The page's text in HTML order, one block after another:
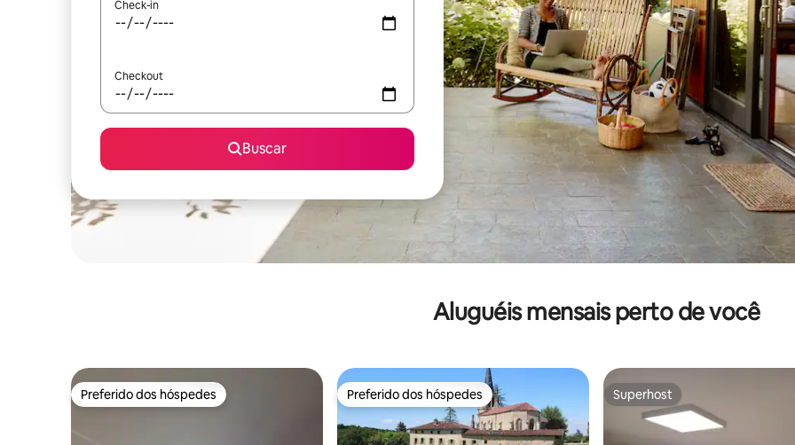
Check-in
Checkout
Buscar
Aluguéis mensais perto de você
Preferido dos hóspedes
Preferido dos hóspedes Preferido dos hóspedes
Preferido dos hóspedes Superhost
Superhost